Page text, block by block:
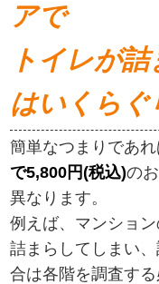
アで
トイレが
はいくらぐ
簡単なつまりであ
で5,800円(税込)の
異なります。
例えば、マンショ
詰まらしてしまい
合は各階を調査する